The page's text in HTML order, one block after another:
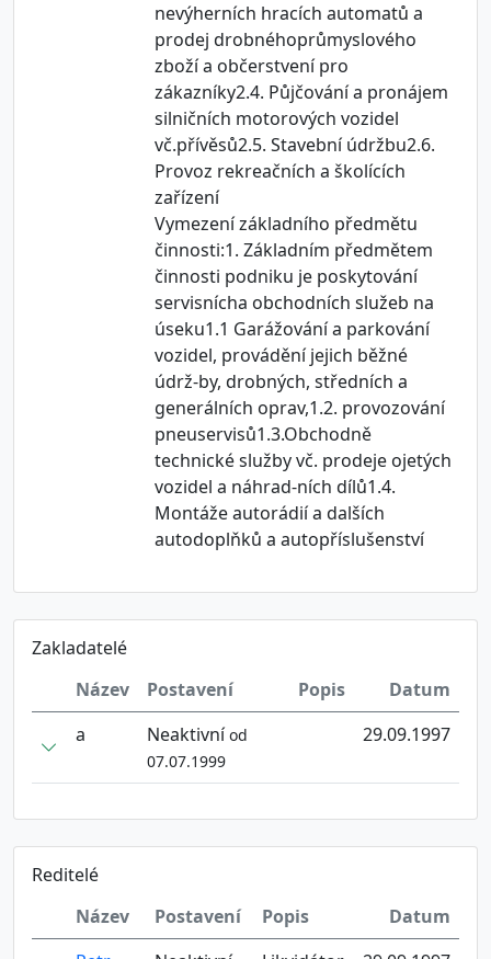
nevýherních hracích automatů a
prodej drobnéhoprůmyslového
zboží a občerstvení pro
zákazníky2.4. Půjčování a pronájem
silničních motorových vozidel
vč.přívěsů2.5. Stavební údržbu2.6.
Provoz rekreačních a školících
zařízení
Vymezení základního předmětu
činnosti:1. Základním předmětem
činnosti podniku je poskytování
servisnícha obchodních služeb na
úseku1.1 Garážování a parkování
vozidel, provádění jejich běžné
údrž-by, drobných, středních a
generálních oprav,1.2. provozování
pneuservisů1.3.Obchodně
technické služby vč. prodeje ojetých
vozidel a náhrad-ních dílů1.4.
Montáže autorádií a dalších
autodoplňků a autopříslušenství
Zakladatelé
Název
Postavení Popis
Datum
a
Neaktivníod
07.07.1999
29.09.1997
Reditelé
Název
Postavení Popis
Datum